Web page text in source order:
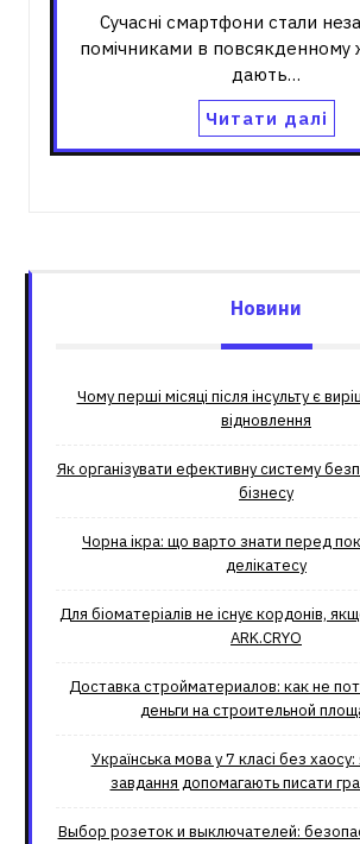
Сучасні смартфони стали
помічниками в повсякденному
дають…
Читати далі
Новини
Чому перші місяці після інсульту є
відновлення
Як організувати ефективну систему
бізнесу
Чорна ікра: що варто знати перед
делікатесу
Для біоматеріалів не існує кордонів,
ARK.CRYO
Доставка стройматериалов: как не
деньги на строительной
Українська мова у 7 класі без
завдання допомагають писати
Выбор розеток и выключателей: